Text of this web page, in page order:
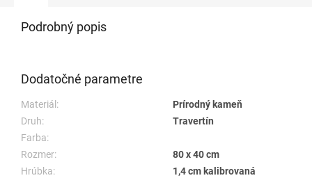
Podrobný popis
Dodatočné parametre
Materiál:
Prírodný kameň
Druh:
Travertín
Farba:
Rozmer:
80 x 40 cm
Hrúbka:
1,4 cm kalibrovaná